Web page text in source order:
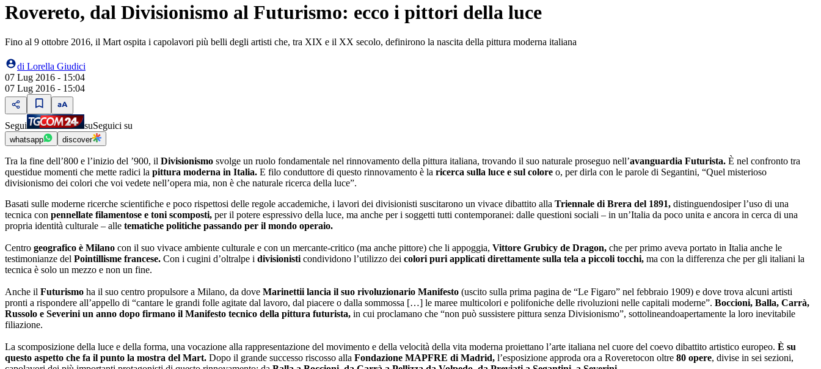
Rovereto, dal Divisionismo al Futurismo: ecco i pittori della luce
Fino al 9 ottobre 2016, il Mart ospita i capolavori più belli degli artisti che, tra XIX e il XX secolo, definirono la nascita della pittura moderna italiana
di Lorella Giudici
07 Lug 2016 - 15:04
07 Lug 2016 - 15:04
Segui suSeguici su
whatsapp discover
Tra la fine dell’800 e l’inizio del ’900, il Divisionismo svolge un ruolo fondamentale nel rinnovamento della pittura italiana, trovando il suo naturale proseguo nell’avanguardia Futurista. È nel confronto tra
questidue momenti che mette radici la pittura moderna in Italia. E filo conduttore di questo rinnovamento è la ricerca sulla luce e sul colore o, per dirla con le parole di Segantini, “Quel misterioso
divisionismo dei colori che voi vedete nell’opera mia, non è che naturale ricerca della luce”.
Basati sulle moderne ricerche scientifiche e poco rispettosi delle regole accademiche, i lavori dei divisionisti suscitarono un vivace dibattito alla Triennale di Brera del 1891, distinguendosiper l’uso di una
tecnica con pennellate filamentose e toni scomposti, per il potere espressivo della luce, ma anche per i soggetti tutti contemporanei: dalle questioni sociali – in un’Italia da poco unita e ancora in cerca di una
propria identità culturale – alle tematiche politiche passando per il mondo operaio.
Centro geografico è Milano con il suo vivace ambiente culturale e con un mercante-critico (ma anche pittore) che li appoggia, Vittore Grubicy de Dragon, che per primo aveva portato in Italia anche le
testimonianze del Pointillisme francese. Con i cugini d’oltralpe i divisionisti condividono l’utilizzo dei colori puri applicati direttamente sulla tela a piccoli tocchi, ma con la differenza che per gli italiani la
tecnica è solo un mezzo e non un fine.
Anche il Futurismo ha il suo centro propulsore a Milano, da dove Marinettii lancia il suo rivoluzionario Manifesto (uscito sulla prima pagina de “Le Figaro” nel febbraio 1909) e dove trova alcuni artisti
pronti a rispondere all’appello di “cantare le grandi folle agitate dal lavoro, dal piacere o dalla sommossa […] le maree multicolori e polifoniche delle rivoluzioni nelle capitali moderne”. Boccioni, Balla, Carrà,
Russolo e Severini un anno dopo firmano il Manifesto tecnico della pittura futurista, in cui proclamano che “non può sussistere pittura senza Divisionismo”, sottolineandoapertamente la loro inevitabile
filiazione.
La scomposizione della luce e della forma, una vocazione alla rappresentazione del movimento e della velocità della vita moderna proiettano l’arte italiana nel cuore del coevo dibattito artistico europeo. È su
questo aspetto che fa il punto la mostra del Mart. Dopo il grande successo riscosso alla Fondazione MAPFRE di Madrid, l’esposizione approda ora a Roveretocon oltre 80 opere, divise in sei sezioni,